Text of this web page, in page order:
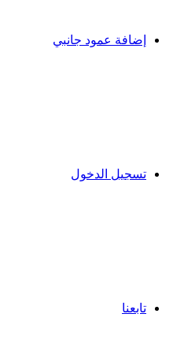
إضافة عمود جانبي
تسجيل الدخول
تابعنا